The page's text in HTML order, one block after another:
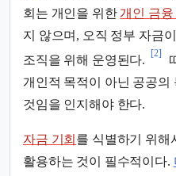
회는 개인을 위한 개인 금융
지 않으며, 오직 정부 자금
조직을 위해 운영된다.
[2]
개인적 목적이 아닌 공공의
것임을 인지해야 한다.
자금 기회 를 식별하기 위해
활용하는 것이 필수적이다.